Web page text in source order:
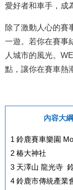
愛好者和車手，成
除了激動人心的賽
一遊。若你在賽事
人城市的風光。
點，讓你在賽車熱
內容大綱
1 鈴鹿賽車樂園
2 椿大神社
3 天澤山 龍光寺
4 鈴鹿市傳統產業